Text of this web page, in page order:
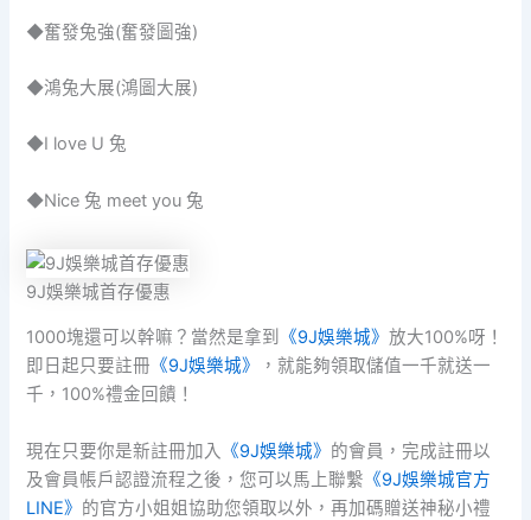
◆奮發兔強(奮發圖強)
◆鴻兔大展(鴻圖大展)
◆I love U 兔
◆Nice 兔 meet you 兔
9J娛樂城首存優惠
1000塊還可以幹嘛？當然是拿到 《9J娛樂城》放大100%呀！
即日起只要註冊 《9J娛樂城》
，就能夠領取儲值一千就送一
千，100%禮金回饋！
現在只要你是新註冊加入 《9J娛樂城》 的會員，完成註冊以
及會員帳戶認證流程之後，您可以馬上聯繫 《9J娛樂城官方
LINE》 的官方小姐姐協助您領取以外，再加碼贈送神秘小禮